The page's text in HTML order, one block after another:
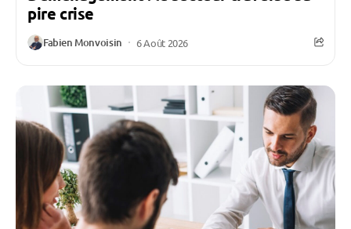
pire crise
Fabien Monvoisin 6 Août 2026